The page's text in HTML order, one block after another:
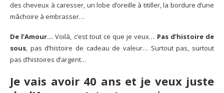
des cheveux à caresser, un lobe d’oreille à titiller, la bordure d’une
mâchoire à embrasser…
De l’Amour… Voilà, c’est tout ce que je veux… Pas d’histoire de
sous, pas d’histoire de cadeau de valeur… Surtout pas, surtout
pas d’histoires d’argent…
Je vais avoir 40 ans et je veux juste